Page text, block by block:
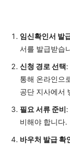
임신확인서 발
서를 발급받습
신청 경로 선택
통해 온라인으
공단 지사에서
필요 서류 준비
비해야 합니다.
바우처 발급 확